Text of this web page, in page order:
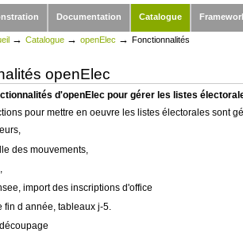
Documentation Catalogue
→ Catalogue → openElec → Fonctionnalités
openElec
d'openElec pour gérer les listes
pour mettre en oeuvre les listes électorales sont
des mouvements,
import des inscriptions d'office
fin d année, tableaux j-5.